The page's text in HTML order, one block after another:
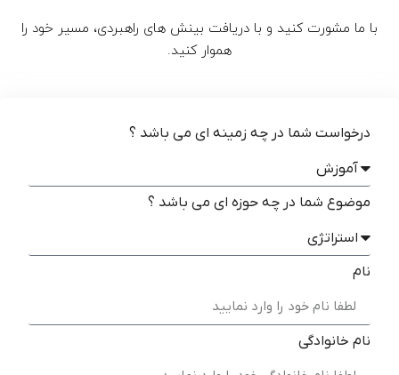
با ما مشورت کنید و با دریافت بینش های راهبردی، مسیر خود را
هموار کنید.
درخواست شما در چه زمینه ای می باشد ؟
موضوع شما در چه حوزه ای می باشد ؟
نام
نام خانوادگی